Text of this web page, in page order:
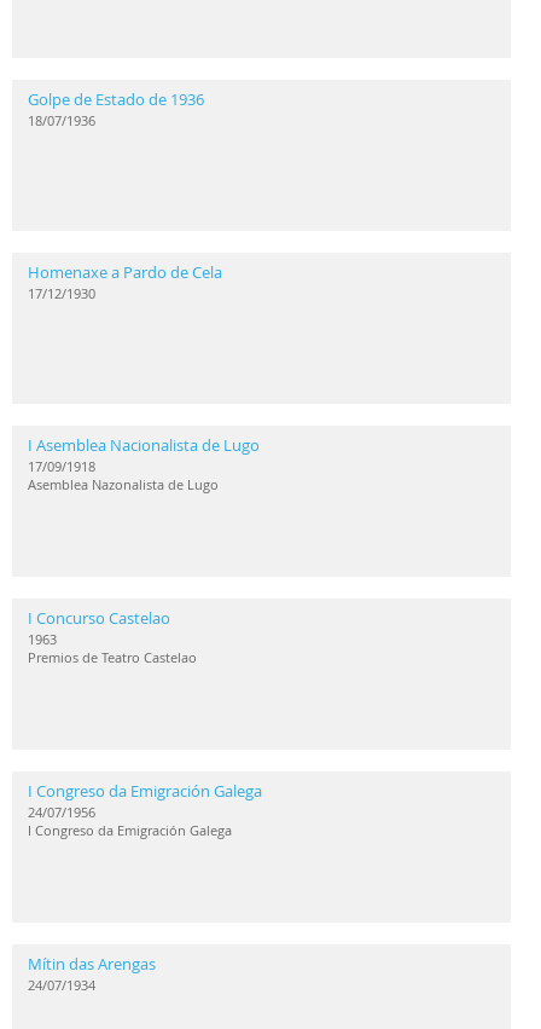
Golpe de Estado de 1936
18/07/1936
Homenaxe a Pardo de Cela
17/12/1930
I Asemblea Nacionalista de Lugo
17/09/1918
Asemblea Nazonalista de Lugo
I Concurso Castelao
1963
Premios de Teatro Castelao
I Congreso da Emigración Galega
24/07/1956
I Congreso da Emigración Galega
Mítin das Arengas
24/07/1934